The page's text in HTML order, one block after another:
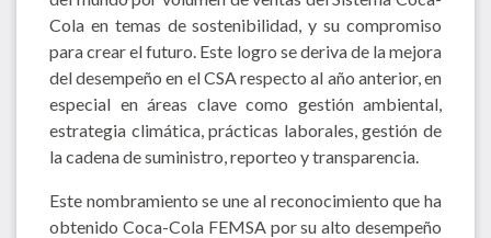
Cola en temas de sostenibilidad, y su compromiso
para crear el futuro. Este logro se deriva de la mejora
del desempeño en el CSA respecto al año anterior, en
especial en áreas clave como gestión ambiental,
estrategia climática, prácticas laborales, gestión de
la cadena de suministro, reporteo y transparencia.
Este nombramiento se une al reconocimiento que ha
obtenido Coca-Cola FEMSA por su alto desempeño